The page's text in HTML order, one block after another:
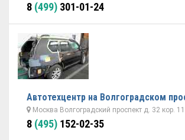
8 (499) 301-01-24
Автотехцентр на Волгоградском
Москва Волгоградский проспект д. 32 кор. 11
8 (495) 152-02-35